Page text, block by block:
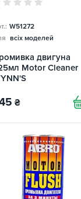
W51272
всіх моделей
двигуна
Motor Cleaner
₴